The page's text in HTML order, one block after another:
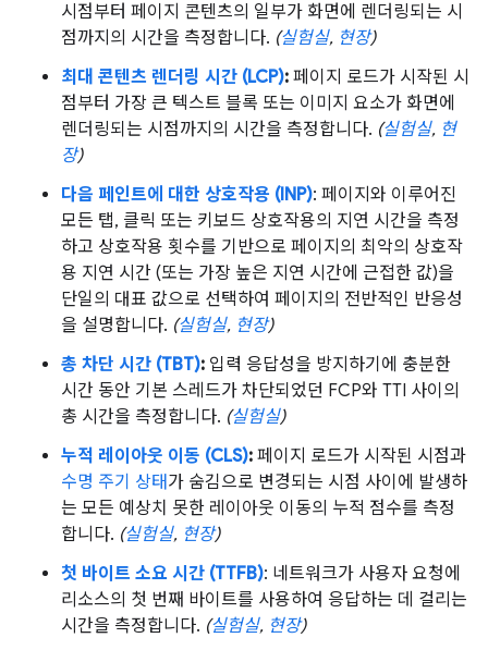
시점부터 페이지 콘텐츠의 일부가 화면에 렌더링되는 시
점까지의 시간을 측정합니다. (실험실, 현장)
최대 콘텐츠 렌더링 시간 (LCP): 페이지 로드가 시작된 시
점부터 가장 큰 텍스트 블록 또는 이미지 요소가 화면에
렌더링되는 시점까지의 시간을 측정합니다. (실험실, 현
장)
다음 페인트에 대한 상호작용 (INP): 페이지와 이루어진
모든 탭, 클릭 또는 키보드 상호작용의 지연 시간을 측정
하고 상호작용 횟수를 기반으로 페이지의 최악의 상호작
용 지연 시간 (또는 가장 높은 지연 시간에 근접한 값)을
단일의 대표 값으로 선택하여 페이지의 전반적인 반응성
을 설명합니다. (실험실, 현장)
총 차단 시간 (TBT): 입력 응답성을 방지하기에 충분한
시간 동안 기본 스레드가 차단되었던 FCP와 TTI 사이의
총 시간을 측정합니다. (실험실)
누적 레이아웃 이동 (CLS): 페이지 로드가 시작된 시점과
수명 주기 상태 가 숨김으로 변경되는 시점 사이에 발생하
는 모든 예상치 못한 레이아웃 이동의 누적 점수를 측정
합니다. (실험실, 현장)
첫 바이트 소요 시간 (TTFB): 네트워크가 사용자 요청에
리소스의 첫 번째 바이트를 사용하여 응답하는 데 걸리는
시간을 측정합니다. (실험실, 현장)